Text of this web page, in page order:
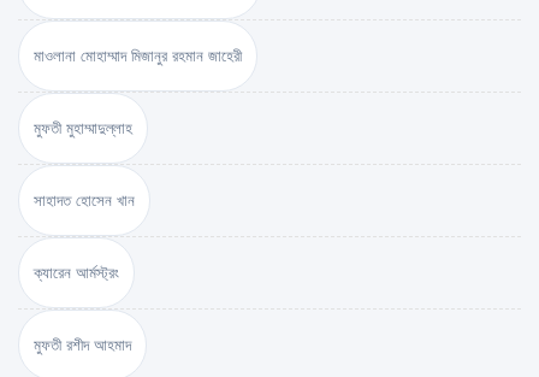
মাওলানা মোহাম্মাদ মিজানুর রহমান জাহেরী
মুফতী মুহাম্মাদুল্লাহ
সাহাদত হোসেন খান
ক্যারেন আর্মস্ট্রং
মুফতী রশীদ আহমাদ